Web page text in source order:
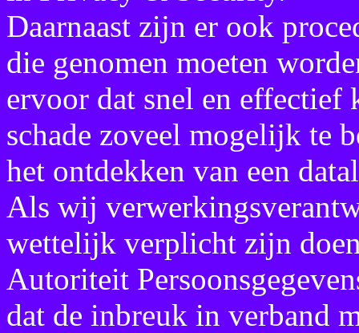
Daarnaast zijn er ook
die genomen moeten
ervoor dat snel en effectief
schade zoveel mogelijk te
het ontdekken van een
Als wij
wettelijk verplicht zijn
Autoriteit
dat de inbreuk in verband